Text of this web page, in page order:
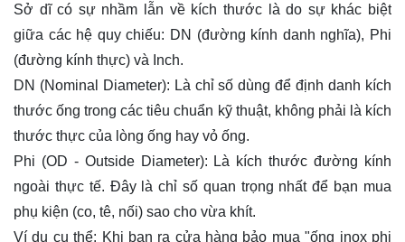
Sở dĩ có sự nhầm lẫn về kích thước là do sự khác biệt
giữa các hệ quy chiếu: DN (đường kính danh nghĩa), Phi
(đường kính thực) và Inch.
DN (Nominal Diameter): Là chỉ số dùng để định danh kích
thước ống trong các tiêu chuẩn kỹ thuật, không phải là kích
thước thực của lòng ống hay vỏ ống.
Phi (OD - Outside Diameter): Là kích thước đường kính
ngoài thực tế. Đây là chỉ số quan trọng nhất để bạn mua
phụ kiện (co, tê, nối) sao cho vừa khít.
Ví dụ cụ thể: Khi bạn ra cửa hàng bảo mua "ống inox phi